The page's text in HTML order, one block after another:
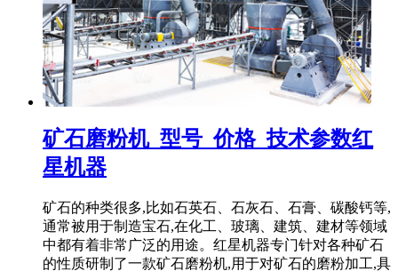
矿石磨粉机_型号_价格_技术参数红
星机器
矿石的种类很多,比如石英石、石灰石、石膏、碳酸钙等,
通常被用于制造宝石,在化工、玻璃、建筑、建材等领域
中都有着非常广泛的用途。红星机器专门针对各种矿石
的性质研制了一款矿石磨粉机,用于对矿石的磨粉加工,具